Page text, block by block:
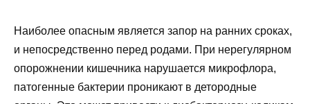
Наиболее опасным является запор на ранних сроках,
и непосредственно перед родами. При нерегулярном
опорожнении кишечника нарушается микрофлора,
патогенные бактерии проникают в детородные